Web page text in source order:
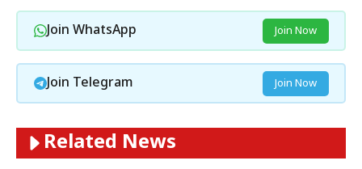
Join WhatsApp Join Now
Join Telegram Join Now
Related News